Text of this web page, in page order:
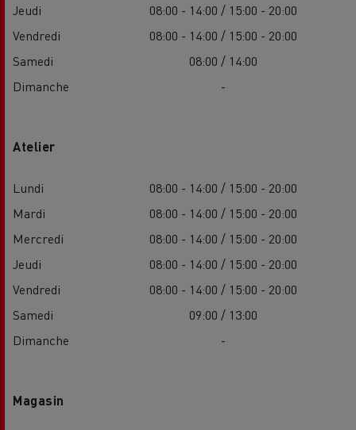
Jeudi
08:00 - 14:00 / 15:00 - 20:00
Vendredi
08:00 - 14:00 / 15:00 - 20:00
Samedi
08:00 / 14:00
Dimanche
-
Atelier
Lundi
08:00 - 14:00 / 15:00 - 20:00
Mardi
08:00 - 14:00 / 15:00 - 20:00
Mercredi
08:00 - 14:00 / 15:00 - 20:00
Jeudi
08:00 - 14:00 / 15:00 - 20:00
Vendredi
08:00 - 14:00 / 15:00 - 20:00
Samedi
09:00 / 13:00
Dimanche
-
Magasin